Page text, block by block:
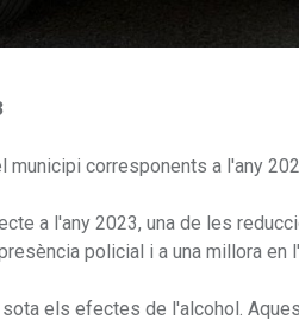
corresponents a l'any
a l'any 2023, una de les
policial i a una millora en
els efectes de l'alcohol.